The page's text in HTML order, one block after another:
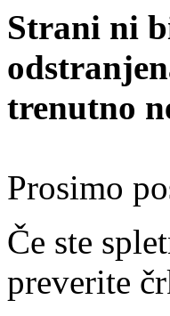
Strani ni
trenutno
Prosimo
Če ste
preverite